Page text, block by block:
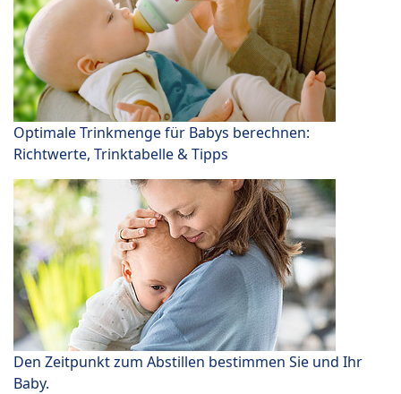
Optimale Trinkmenge für Babys berechnen:
Richtwerte, Trinktabelle & Tipps
Den Zeitpunkt zum Abstillen bestimmen Sie und Ihr
Baby.